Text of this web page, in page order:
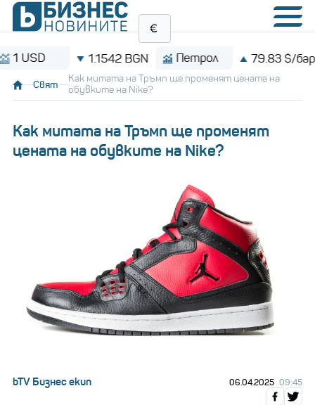
1.1542 BGN Петрол 79.83 $/барел
Свят
Как митата на Тръмп ще променят цената на
обувките на Nike?
Как митата на Тръмп ще променят
цената на обувките на Nike?
СВЯТ
bTV Бизнес екип 06.04.2025 09:45